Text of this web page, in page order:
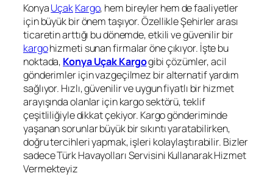
KonyaUçakKargo, hem bireyler hem de faaliyetler
için büyük bir önem taşıyor. Özellikle Şehirler arası
ticaretin arttığı bu dönemde, etkili ve güvenilir bir
kargohizmeti sunan firmalar öne çıkıyor. İşte bu
noktada, Konya Uçak Kargogibi çözümler, acil
gönderimler için vazgeçilmez bir alternatif yardım
sağlıyor. Hızlı, güvenilir ve uygun fiyatlı bir hizmet
arayışında olanlar için kargo sektörü, teklif
çeşitliliğiyle dikkat çekiyor. Kargo gönderiminde
yaşanan sorunlar büyük bir sıkıntı yaratabilirken,
doğru tercihleri ​​yapmak, işleri kolaylaştırabilir. Bizler
sadece Türk Havayolları Servisini Kullanarak Hizmet
Vermekteyiz